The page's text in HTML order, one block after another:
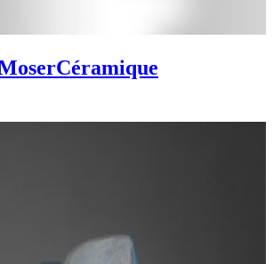
Céramique